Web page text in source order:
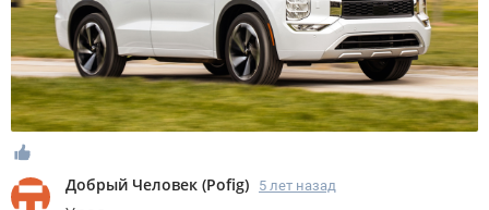
Добрый Человек (Pofig) 5 лет назад